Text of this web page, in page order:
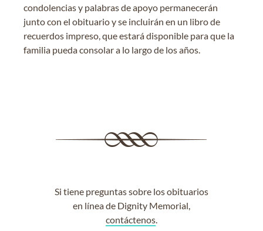
condolencias y palabras de apoyo permanecerán
junto con el obituario y se incluirán en un libro de
recuerdos impreso, que estará disponible para que la
familia pueda consolar a lo largo de los años.
Si tiene preguntas sobre los obituarios
en línea de Dignity Memorial,
contáctenos.